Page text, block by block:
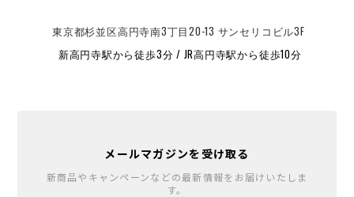
東京都杉並区高円寺南3丁目20-13 サンセリコビル3F
新高円寺駅から徒歩3分 / JR高円寺駅から徒歩10分
メールマガジンを受け取る
新商品やキャンペーンなどの最新情報をお届けいたしま
す。